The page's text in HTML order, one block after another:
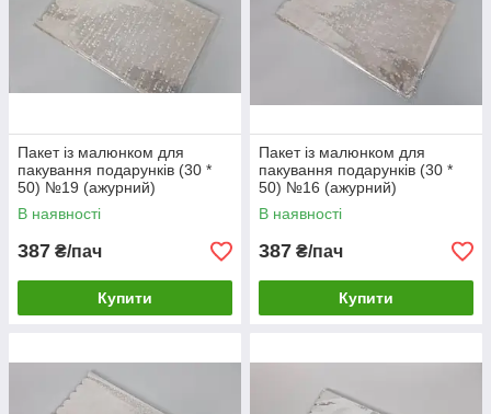
Пакет із малюнком для
пакування подарунків (30 *
50) №19 (ажурний)
"Конфетті" (100 шт)
В наявності
387 ₴/пач
Купити
Пакет із малюнком для
пакування подарунків (30 *
50) №16 (ажурний)
"Ромашка" (100 шт)
В наявності
387 ₴/пач
Купити